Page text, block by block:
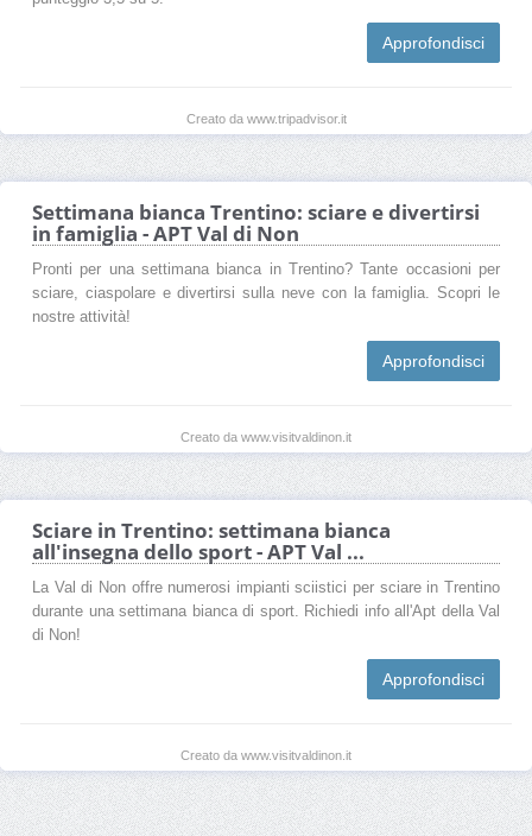
Approfondisci
Creato da www.tripadvisor.it
Settimana bianca Trentino: sciare e divertirsi
in famiglia - APT Val di Non
Pronti per una settimana bianca in Trentino? Tante occasioni per
sciare, ciaspolare e divertirsi sulla neve con la famiglia. Scopri le
nostre attività!
Approfondisci
Creato da www.visitvaldinon.it
Sciare in Trentino: settimana bianca
all'insegna dello sport - APT Val ...
La Val di Non offre numerosi impianti sciistici per sciare in Trentino
durante una settimana bianca di sport. Richiedi info all'Apt della Val
di Non!
Approfondisci
Creato da www.visitvaldinon.it